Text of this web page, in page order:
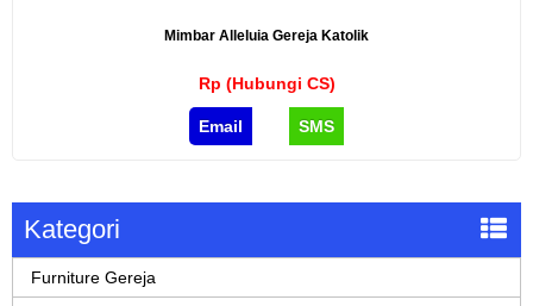
Mimbar Alleluia Gereja Katolik
Rp (Hubungi CS)
Email SMS
Kategori
Furniture Gereja